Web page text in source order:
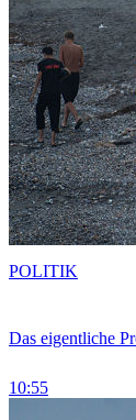
Das eigentliche
10:55
POLITIK